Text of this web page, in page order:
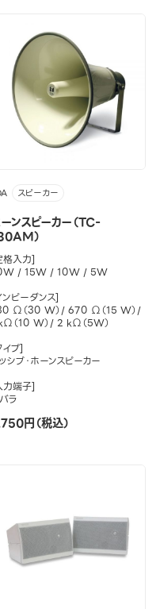
スピーカー
ンスピーカー（TC-
）
入力]
/ 15W / 10W / 5W
ピーダンス]
Ω（30 W）/ 670 Ω（15 W）/
（10 W）/ 2 kΩ（5W）
プ]
シブ・ホーンスピーカー
端子]
ラ
円（税込）